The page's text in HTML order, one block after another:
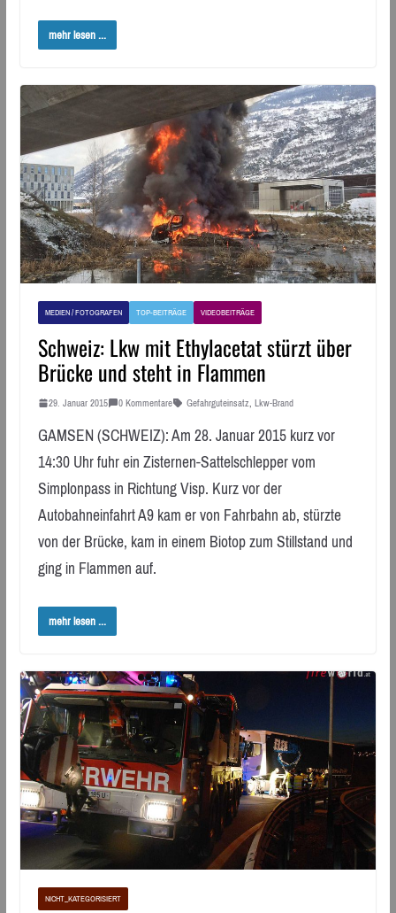
mehr lesen ...
MEDIEN / FOTOGRAFEN TOP-BEITRÄGE VIDEOBEITRÄGE
Schweiz: Lkw mit Ethylacetat stürzt über
Brücke und steht in Flammen
29. Januar 2015 0 Kommentare Gefahrguteinsatz, Lkw-Brand
GAMSEN (SCHWEIZ): Am 28. Januar 2015 kurz vor
14:30 Uhr fuhr ein Zisternen-Sattelschlepper vom
Simplonpass in Richtung Visp. Kurz vor der
Autobahneinfahrt A9 kam er von Fahrbahn ab, stürzte
von der Brücke, kam in einem Biotop zum Stillstand und
ging in Flammen auf.
mehr lesen ...
NICHT_KATEGORISIERT